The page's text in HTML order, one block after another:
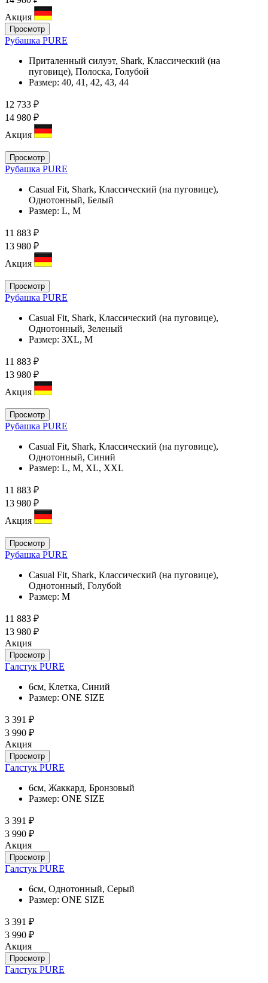
Акция
Просмотр
Рубашка PURE
Приталенный силуэт, Shark, Классический (на
пуговице), Полоска, Голубой
Размер: 40, 41, 42, 43, 44
12 733 ₽
14 980 ₽
Акция
Просмотр
Рубашка PURE
Casual Fit, Shark, Классический (на пуговице),
Однотонный, Белый
Размер: L, M
11 883 ₽
13 980 ₽
Акция
Просмотр
Рубашка PURE
Casual Fit, Shark, Классический (на пуговице),
Однотонный, Зеленый
Размер: 3XL, M
11 883 ₽
13 980 ₽
Акция
Просмотр
Рубашка PURE
Casual Fit, Shark, Классический (на пуговице),
Однотонный, Синий
Размер: L, M, XL, XXL
11 883 ₽
13 980 ₽
Акция
Просмотр
Рубашка PURE
Casual Fit, Shark, Классический (на пуговице),
Однотонный, Голубой
Размер: M
11 883 ₽
13 980 ₽
Акция
Просмотр
Галстук PURE
6см, Клетка, Синий
Размер: ONE SIZE
3 391 ₽
3 990 ₽
Акция
Просмотр
Галстук PURE
6см, Жаккард, Бронзовый
Размер: ONE SIZE
3 391 ₽
3 990 ₽
Акция
Просмотр
Галстук PURE
6см, Однотонный, Серый
Размер: ONE SIZE
3 391 ₽
3 990 ₽
Акция
Просмотр
Галстук PURE